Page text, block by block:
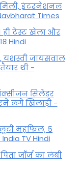
मिली, इंटरनेशनल
Times
ही टेस्ट खेला और
Hindi
यशस्वी जायसवाल
थी -
सिलेंडर
लगे खिलाड़ी -
महफिल, 5
TV Hindi
जॉर्ज का लंबी